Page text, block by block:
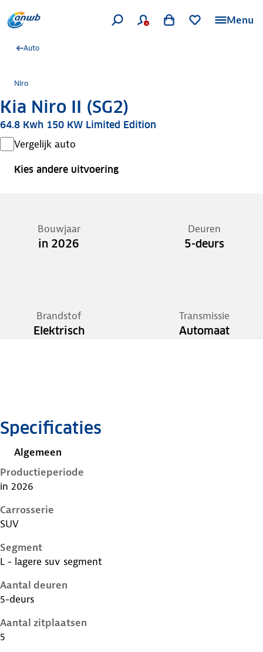
Menu
Auto
Niro
Kia Niro II (SG2)
64.8 Kwh 150 KW Limited Edition
Vergelijk auto
Kies andere uitvoering
Bouwjaar
in 2026
Deuren
5-deurs
Brandstof
Elektrisch
Transmissie
Automaat
Specificaties
Algemeen
Productieperiode
in 2026
Carrosserie
SUV
Segment
L - lagere suv segment
Aantal deuren
5-deurs
Aantal zitplaatsen
5